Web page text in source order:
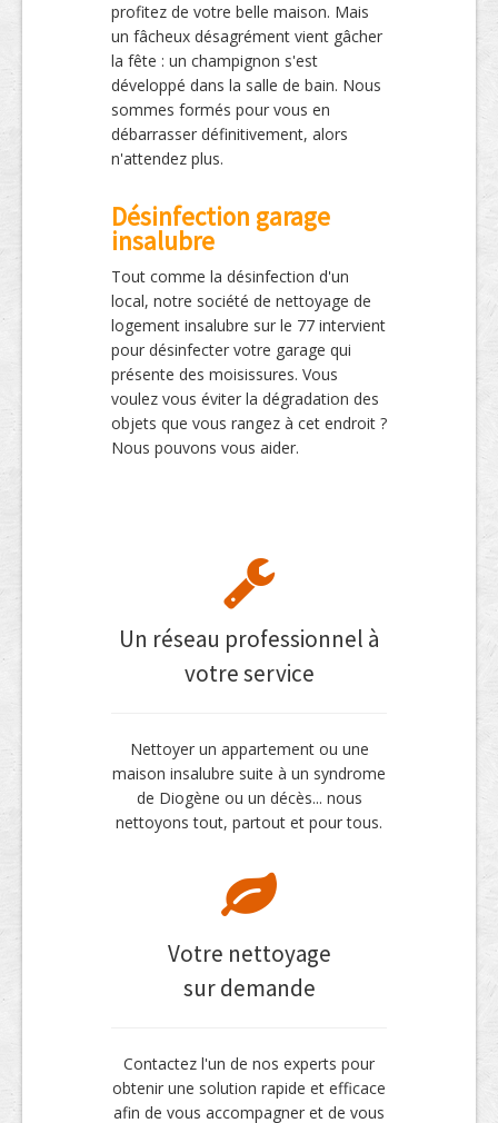
profitez de votre belle maison. Mais
un fâcheux désagrément vient gâcher
la fête : un champignon s'est
développé dans la salle de bain. Nous
sommes formés pour vous en
débarrasser définitivement, alors
n'attendez plus.
Désinfection garage
insalubre
Tout comme la désinfection d'un
local, notre société de nettoyage de
logement insalubre sur le 77 intervient
pour désinfecter votre garage qui
présente des moisissures. Vous
voulez vous éviter la dégradation des
objets que vous rangez à cet endroit ?
Nous pouvons vous aider.
Un réseau professionnel à
votre service
Nettoyer un appartement ou une
maison insalubre suite à un syndrome
de Diogène ou un décès... nous
nettoyons tout, partout et pour tous.
Votre nettoyage
sur demande
Contactez l'un de nos experts pour
obtenir une solution rapide et efficace
afin de vous accompagner et de vous